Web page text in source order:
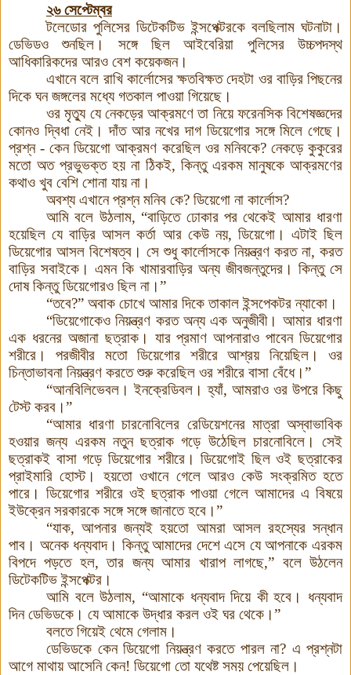
২৬ সেপ্টেম্বর
টলেডোর পুলিসের ডিটেকটিভ ইন্সপেক্টরকে বলছিলাম ঘটনাটা।
ডেভিডও শুনছিল। সঙ্গে ছিল আইবেরিয়া পুলিসের উচ্চপদস্থ
আধিকারিকদের আরও বেশ কয়েকজন।
এখানে বলে রাখি কার্লোসের ক্ষতবিক্ষত দেহটা ওর বাড়ির পিছনের
দিকে ঘন জঙ্গলের মধ্যে গতকাল পাওয়া গিয়েছে।
ওর মৃত্যু যে নেকড়ের আক্রমণে তা নিয়ে ফরেনসিক বিশেষজ্ঞদের
কোনও দ্বিধা নেই। দাঁত আর নখের দাগ ডিয়েগোর সঙ্গে মিলে গেছে।
প্রশ্ন - কেন ডিয়েগো আক্রমণ করেছিল ওর মনিবকে? নেকড়ে কুকুরের
মতো অত প্রভুভক্ত হয় না ঠিকই, কিন্তু এরকম মানুষকে আক্রমণের
কথাও খুব বেশি শোনা যায় না।
অবশ্য এখানে প্রশ্ন মনিব কে? ডিয়েগো না কার্লোস?
আমি বলে উঠলাম, “বাড়িতে ঢোকার পর থেকেই আমার ধারণা
হয়েছিল যে বাড়ির আসল কর্তা আর কেউ নয়, ডিয়েগো। এটাই ছিল
ডিয়েগোর আসল বিশেষত্ব। সে শুধু কার্লোসকে নিয়ন্ত্রণ করত না, করত
বাড়ির সবাইকে। এমন কি খামারবাড়ির অন্য জীবজন্তুদের। কিন্তু সে
দোষ কিন্তু ডিয়েগোরও ছিল না ।”
“তবে?” অবাক চোখে আমার দিকে তাকাল ইন্সপেকটর ন্যাকো।
“ডিয়েগোকেও নিয়ন্ত্রণ করত অন্য এক অনুজীবী। আমার ধারণা
এক ধরনের অজানা ছত্রাক। যার প্রমাণ আপনারাও পাবেন ডিয়েগোর
শরীরে। পরজীবীর মতো ডিয়েগোর শরীরে আশ্রয় নিয়েছিল।ওর
চিন্তাভাবনা নিয়ন্ত্রণ করতে শুরু করেছিল ওর শরীরে বাসা বেঁধে।”
“আনবিলিভেবল। ইনক্রেডিবল । হ্যাঁ, আমরাও ওর উপরে কিছু
টেস্ট করব ।”
“আমার ধারণা চারনোবিলের রেডিয়েশনের মাত্রা অস্বাভাবিক
হওয়ার জন্য এরকম নতুন ছত্রাক গড়ে উঠেছিল চারনোবিলে। সেই
ছত্রাকই বাসা গড়ে ডিয়েগোর শরীরে। ডিয়েগোই ছিল ওই ছত্রাকের
প্রাইমারি হোস্ট। হয়তো ওখানে গেলে আরও কেউ সংক্রমিত হতে
পারে। ডিয়েগোর শরীরে ওই ছত্রাক পাওয়া গেলে আমাদের এ বিষয়ে
ইউক্রেন সরকারকে সঙ্গে সঙ্গে জানাতে হবে ।”
“যাক, আপনার জন্যই হয়তো আমরা আসল রহস্যের সন্ধান
পাব । অনেক ধন্যবাদ। কিন্তু আমাদের দেশে এসে যে আপনাকে এরকম
বিপদে পড়তে হল, তার জন্য আমার খারাপ লাগছে,” বলে উঠলেন
ডিটেকটিভ ইন্সপেক্টর ।
আমি বলে উঠলাম, “আমাকে ধন্যবাদ দিয়ে কী হবে। ধন্যবাদ
দিন ডেভিডকে। যে আমাকে উদ্ধার করল ওই ঘর থেকে ।”
বলতে গিয়েই থেমে গেলাম।
ডেভিডকে কেন ডিয়েগো নিয়ন্ত্রণ করতে পারল না? এ প্রশ্নটা
আগে মাথায় আসেনি কেন! ডিয়েগো তো যথেষ্ট সময় পেয়েছিল।